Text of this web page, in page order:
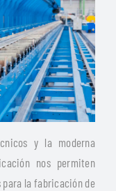
y la moderna
nos permiten
la fabricación de